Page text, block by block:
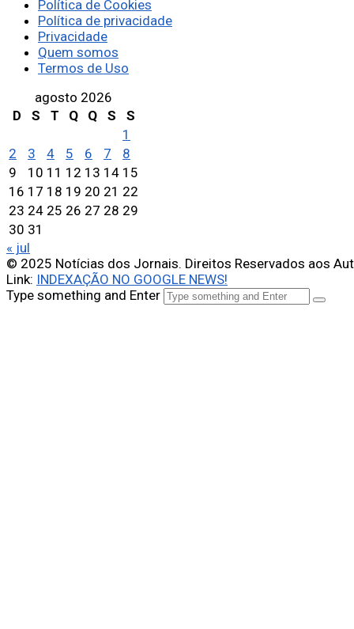
Política de Cookies
Política de privacidade
Privacidade
Quem somos
Termos de Uso
agosto 2026
D
S T Q Q S
S
1
2
3 4 5 6 7
8
9
10 11 12 13 14 15
16 17 18 19 20 21 22
23 24 25 26 27 28 29
30 31
« jul
© 2025 Notícias dos Jornais. Direitos Reservados aos
Link: INDEXAÇÃO NO GOOGLE NEWS!
Type something and Enter